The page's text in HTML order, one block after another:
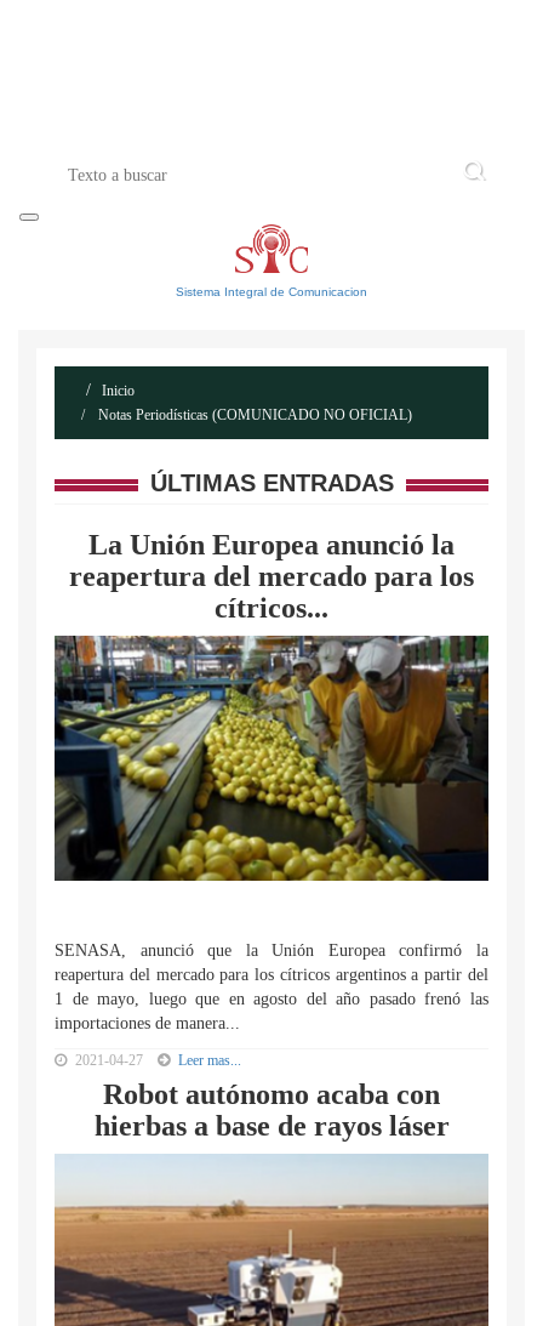
Sistema Integral de Comunicacion
Inicio
Notas Periodísticas (COMUNICADO NO OFICIAL)
ÚLTIMAS ENTRADAS
La Unión Europea anunció la
reapertura del mercado para los
cítricos...
SENASA, anunció que la Unión Europea confirmó la
reapertura del mercado para los cítricos argentinos a partir del
1 de mayo, luego que en agosto del año pasado frenó las
importaciones de manera...
2021-04-27 Leer mas...
Robot autónomo acaba con
hierbas a base de rayos láser